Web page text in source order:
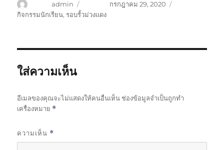
ผู้เขียนadmin กรกฎาคม 29, 2020
กิจกรรมนักเรียน,รอบรั้วม่วงแดง
ใส่ความเห็น
อีเมลของคุณจะไม่แสดงให้คนอื่นเห็น ช่องข้อมูลจำเป็นถูกทำ
เครื่องหมาย *
ความเห็น *